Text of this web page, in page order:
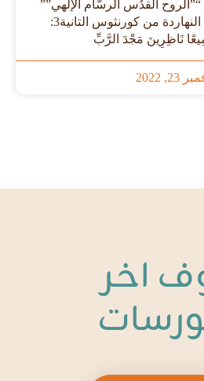
“”الروح القدُس الرسَّام الإلهي””
الآية بتاعتنا النهاردة من كورنثوس التانية3:
2022
اخر